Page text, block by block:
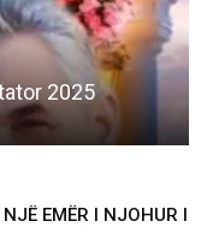
2025
EMËR I NJOHUR I